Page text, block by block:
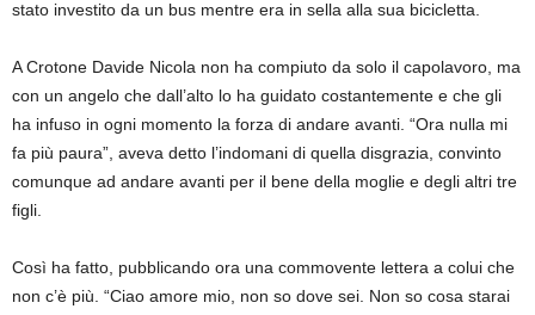
stato investito da un bus mentre era in sella alla sua bicicletta.
A Crotone Davide Nicola non ha compiuto da solo il capolavoro, ma
con un angelo che dall’alto lo ha guidato costantemente e che gli
ha infuso in ogni momento la forza di andare avanti. “Ora nulla mi
fa più paura”, aveva detto l’indomani di quella disgrazia, convinto
comunque ad andare avanti per il bene della moglie e degli altri tre
figli.
Così ha fatto, pubblicando ora una commovente lettera a colui che
non c’è più. “Ciao amore mio, non so dove sei. Non so cosa starai